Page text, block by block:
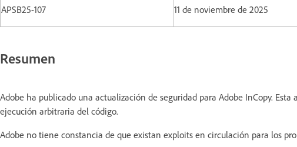
APSB25-107 11 de noviembre de 2025
Resumen
Adobe ha publicado una actualización de seguridad para Adobe InCopy.
ejecución arbitraria del código.
Adobe no tiene constancia de que existan exploits en circulación para los